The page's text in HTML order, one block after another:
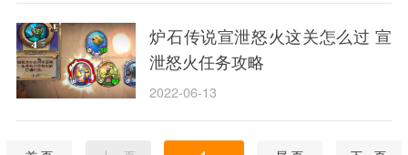
炉石传说宣泄怒火这关怎么过 宣
泄怒火任务攻略
2022-06-13